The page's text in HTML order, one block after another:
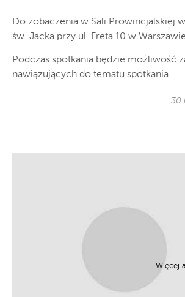
Do zobaczenia w Sali Prowincjalskiej
św. Jacka przy ul. Freta 10 w
Podczas spotkania będzie możliwość
nawiązujących do tematu spotkania.
30
Więcej